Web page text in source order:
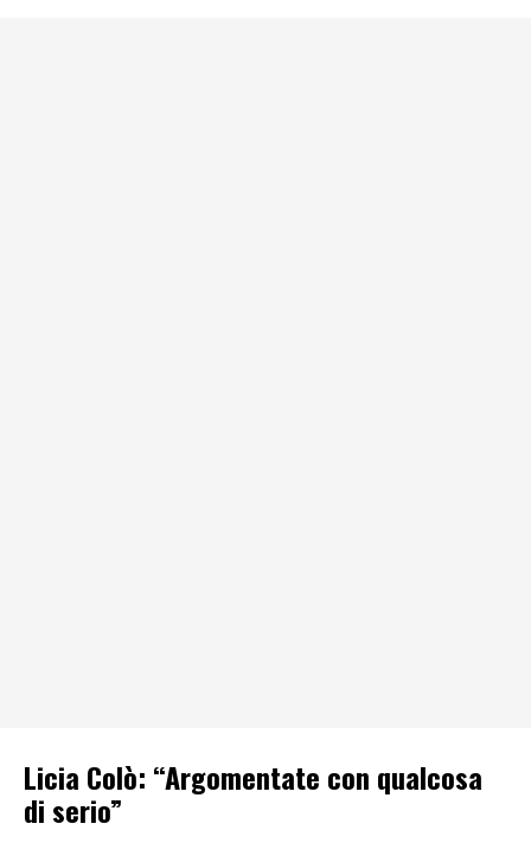
Licia Colò: “Argomentate con qualcosa
di serio”